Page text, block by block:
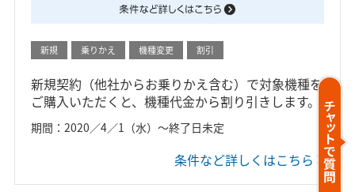
新規 乗りかえ 機種変更 割引
新規契約（他社からお乗りかえ含む）で対象機種を
ご購入いただくと、機種代金から割り引きします。
期間：2020／4／1（水）～終了日未定
条件など詳しくはこちら